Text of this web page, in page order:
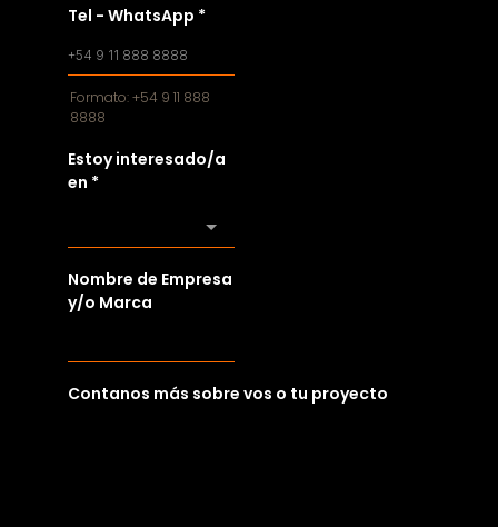
Tel - WhatsApp *
Formato: +54 9 11 888
8888
Estoy interesado/a
en *
Nombre de Empresa
y/o Marca
Contanos más sobre vos o tu proyecto